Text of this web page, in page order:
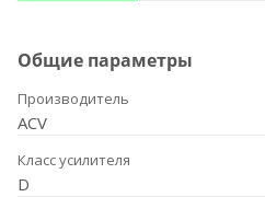
Общие параметры
Производитель
ACV
Класс усилителя
D